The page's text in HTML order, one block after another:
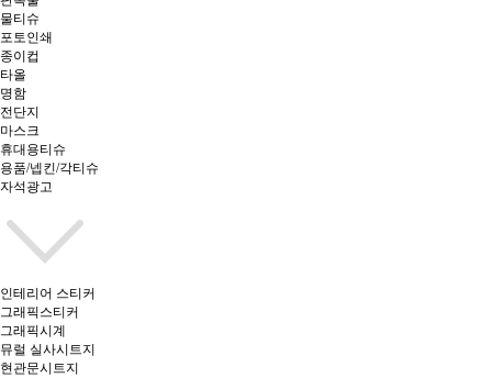
물티슈
포토인쇄
종이컵
타올
명함
전단지
마스크
휴대용티슈
용품/넵킨/각티슈
자석광고
인테리어 스티커
그래픽스티커
그래픽시계
뮤럴 실사시트지
현관문시트지